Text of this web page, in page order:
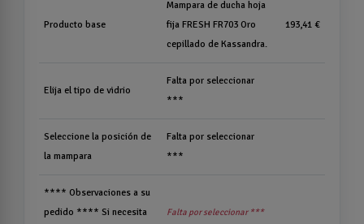
Producto base
Mampara de ducha hoja
fija FRESH FR703 Oro
cepillado de Kassandra.
193,41 €
Elija el tipo de vidrio
Falta por seleccionar
***
Seleccione la posición de
la mampara
Falta por seleccionar
***
**** Observaciones a su
pedido **** Si necesita
Falta por seleccionar ***